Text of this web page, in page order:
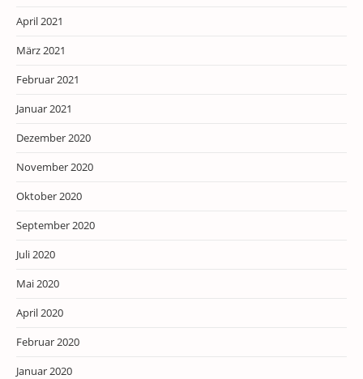
April 2021
März 2021
Februar 2021
Januar 2021
Dezember 2020
November 2020
Oktober 2020
September 2020
Juli 2020
Mai 2020
April 2020
Februar 2020
Januar 2020